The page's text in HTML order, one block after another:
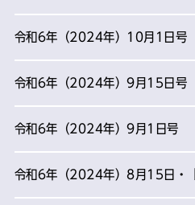
令和6年（2024年）10月1日号
令和6年（2024年）9月15日号
令和6年（2024年）9月1日号
令和6年（2024年）8月15日・